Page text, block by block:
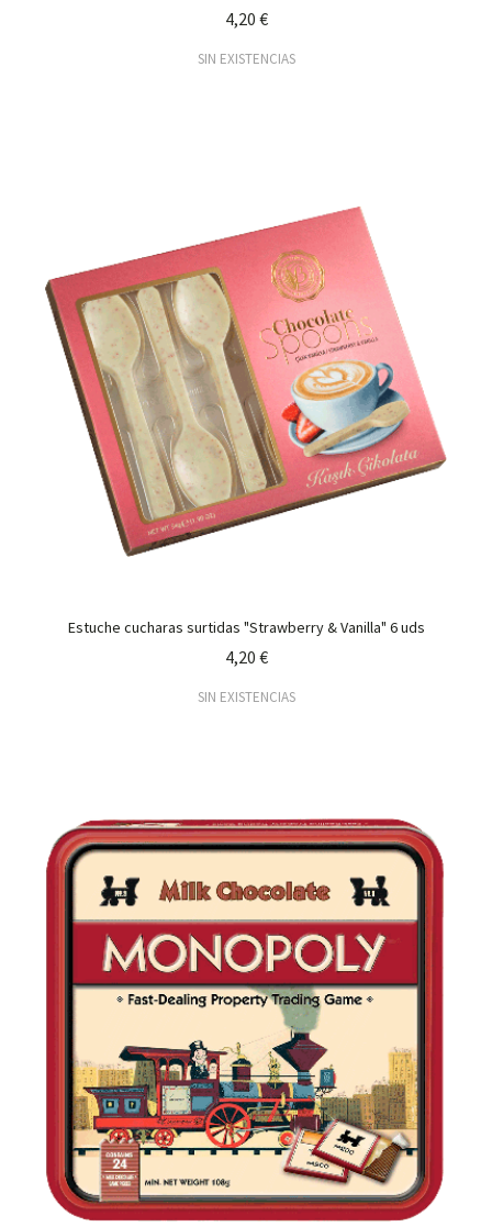
4,20 €
SIN EXISTENCIAS
Estuche cucharas surtidas "Strawberry & Vanilla" 6 uds
4,20 €
SIN EXISTENCIAS